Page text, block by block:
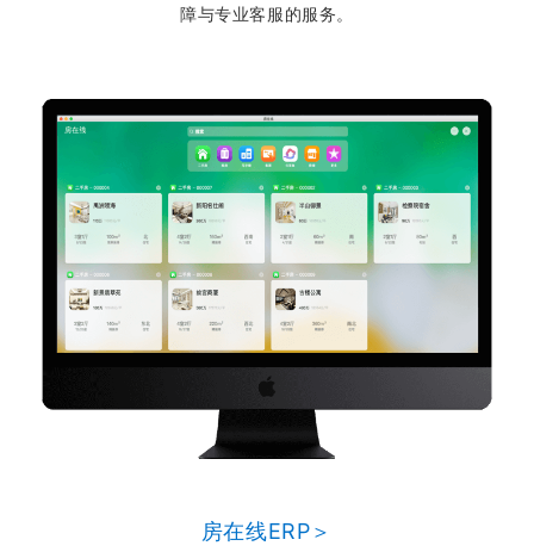
障与专业客服的服务。
房在线ERP＞